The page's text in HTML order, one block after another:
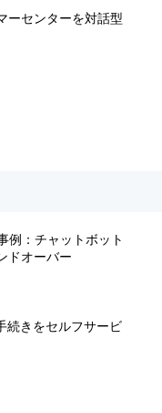
ーセンターを対話型
例：チャットボット
ドオーバー
続きをセルフサービ